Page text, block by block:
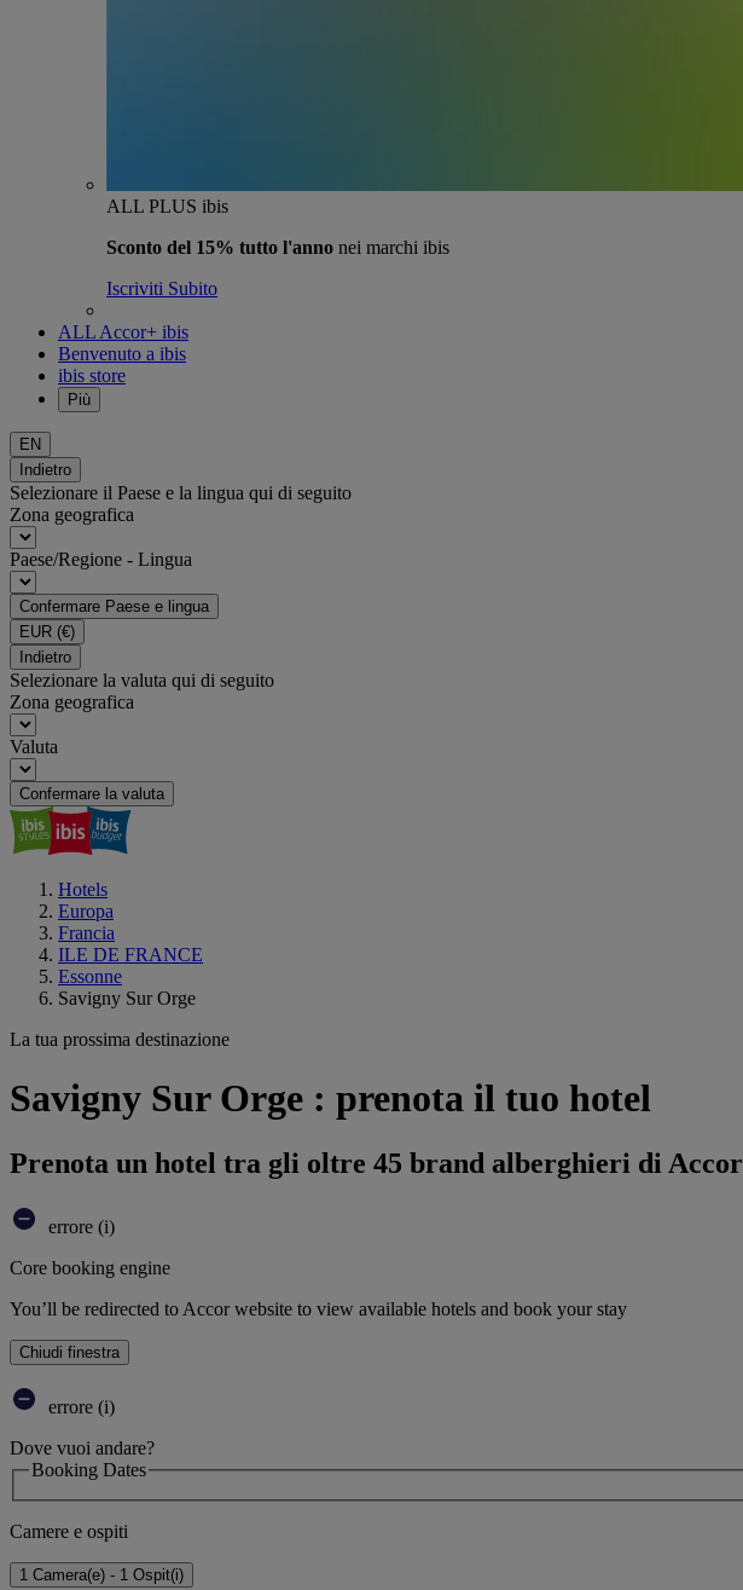
ALL PLUS ibis
Sconto del 15% tutto l'anno nei marchi ibis
Iscriviti Subito
ALL Accor+ ibis
Benvenuto a ibis
ibis store
Più
EN
Indietro
Selezionare il Paese e la lingua qui di seguito
Zona geografica
Paese/Regione - Lingua
Confermare Paese e lingua
EUR (€)
Indietro
Selezionare la valuta qui di seguito
Zona geografica
Valuta
Confermare la valuta
Hotels
Europa
Francia
ILE DE FRANCE
Essonne
Savigny Sur Orge
La tua prossima destinazione
Savigny Sur Orge : prenota il tuo hotel
Prenota un hotel tra gli oltre 45 brand alberghieri di Accor
errore (i)
Core booking engine
You’ll be redirected to Accor website to view available hotels and book your stay
Chiudi finestra
errore (i)
Dove vuoi andare?
Booking Dates
Camere e ospiti
1 Camera(e) - 1 Ospit(i)